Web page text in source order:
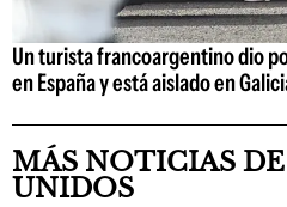
Un turista francoargentino dio
en España y está aislado en
MÁS NOTICIAS
UNIDOS